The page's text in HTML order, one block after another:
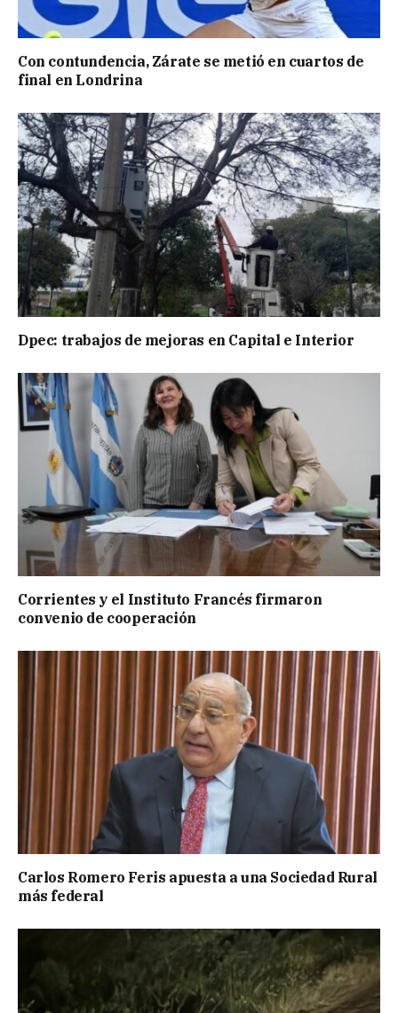
Con contundencia, Zárate se metió en cuartos de
final en Londrina
Dpec: trabajos de mejoras en Capital e Interior
Corrientes y el Instituto Francés firmaron
convenio de cooperación
Carlos Romero Feris apuesta a una Sociedad Rural
más federal